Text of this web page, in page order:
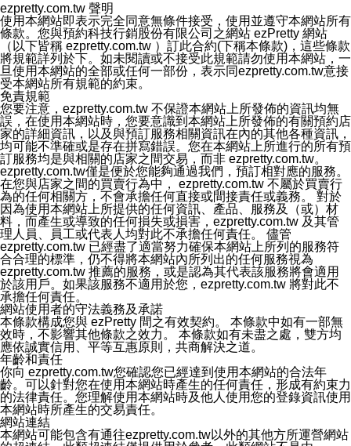
本公司/本服務傳送之通知型訊息以對您有效且重要的訊息
為限，以廣告或其他目的的訊息皆不會被傳送。滿足以下
三個條件者，將可收到通知型訊息。
1.LINE 帳號設定的電話號碼與本公司/本服務所傳來的電
話號碼比對相符。
2.該 LINE 帳號已在 LINE APP 設定中，同意接收通知型
訊息。
3.LINE 帳號未封鎖傳送訊息之 LINE 官方帳號。
欲變更通知型訊息的設定，操作如下：
1.點選「主頁」＞「設定」
2.點選「隱私設定」
3.點選「提供使用資料」
4.點選「LINE通知型訊息」
5.開關「接收LINE通知型訊息」
❗️關閉「接收通知型訊息」後，將不會接收到來自任何企業
官方帳號或認證官方帳號的通知型訊息。
ezpretty.com.tw 聲明
使用本網站即表示完全同意無條件接受，使用並遵守本網站所有
條款。您與預約科技行銷股份有限公司之網站 ezPretty 網站
（以下皆稱 ezpretty.com.tw ）訂此合約(下稱本條款)，這些條款
將規範詳列於下。如未閱讀或不接受此規範請勿使用本網站，一
旦使用本網站的全部或任何一部份，表示同ezpretty.com.tw意接
受本網站所有規範的約束。
免責規範
您要注意，ezpretty.com.tw 不保證本網站上所發佈的資訊均無
誤，在使用本網站時，您要意識到本網站上所發佈的有關預約店
家的詳細資訊，以及與預訂服務相關資訊在內的其他各種資訊，
均可能不準確或是存在拼寫錯誤。您在本網站上所進行的所有預
訂服務均是與相關的店家之間交易，而非 ezpretty.com.tw。
ezpretty.com.tw僅是便於您能夠通過我們，預訂相對應的服務。
在您與店家之間的買賣行為中， ezpretty.com.tw 不屬於買賣行
為的任何相關方，不會承擔任何直接或間接責任或義務。 對於
因為使用本網站上所提供的任何資訊、產品、服務及（或）材
料，而產生或導致的任何損失或損害，ezpretty.com.tw 及其管
理人員、員工或代表人均對此不承擔任何責任。 儘管
ezpretty.com.tw 已經盡了適當努力確保本網站上所列的服務符
合合理的標準，仍不得將本網站內所列出的任何服務視為
ezpretty.com.tw 推薦的服務，或是認為其代表該服務將會適用
於該用戶。如果該服務不適用於您，ezpretty.com.tw 將對此不
承擔任何責任。
網站使用者的守法義務及承諾
本條款構成您與 ezPretty 間之有效契約。 本條款中如有一部無
效時，不影響其他條款之效力。 本條款如有未盡之處，雙方均
應依誠實信用、平等互惠原則，共商解決之道。
年齡和責任
你向 ezpretty.com.tw您確認您已經達到使用本網站的合法年
齡。可以針對您在使用本網站時產生的任何責任，形成有約束力
的法律責任。您理解使用本網站時及他人使用您的登錄資訊使用
本網站時所產生的交易責任。
網站連結
本網站可能包含有通往ezpretty.com.tw以外的其他方所運營網站